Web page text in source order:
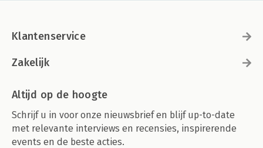
Klantenservice
Zakelijk
Altijd op de hoogte
Schrijf u in voor onze nieuwsbrief en blijf up-to-date
met relevante interviews en recensies, inspirerende
events en de beste acties.